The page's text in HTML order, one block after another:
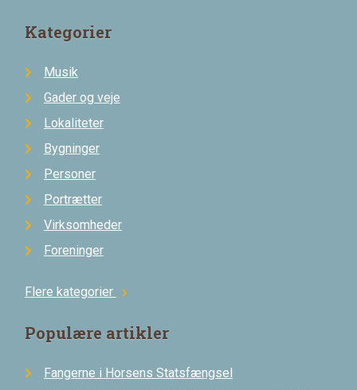
Kategorier
Musik
Gader og veje
Lokaliteter
Bygninger
Personer
Portrætter
Virksomheder
Foreninger
Flere kategorier chevron_right
Populære artikler
Fangerne i Horsens Statsfængsel